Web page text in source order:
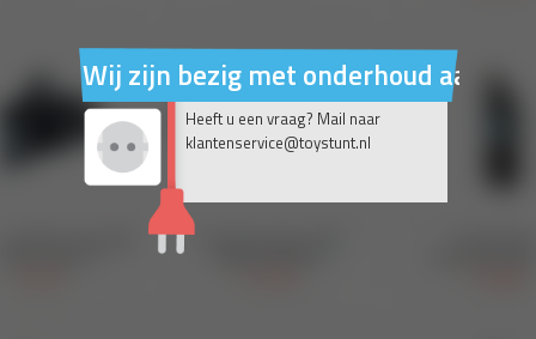
Wij zijn bezig met onderhoud aan
Heeft u een vraag? Mail naar
klantenservice@toystunt.nl